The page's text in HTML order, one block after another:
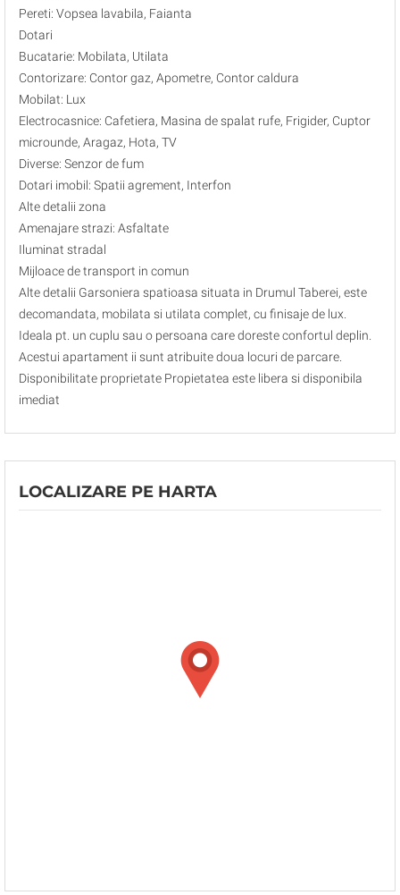
Pereti: Vopsea lavabila, Faianta
Dotari
Bucatarie: Mobilata, Utilata
Contorizare: Contor gaz, Apometre, Contor caldura
Mobilat: Lux
Electrocasnice: Cafetiera, Masina de spalat rufe, Frigider, Cuptor
microunde, Aragaz, Hota, TV
Diverse: Senzor de fum
Dotari imobil: Spatii agrement, Interfon
Alte detalii zona
Amenajare strazi: Asfaltate
Iluminat stradal
Mijloace de transport in comun
Alte detalii Garsoniera spatioasa situata in Drumul Taberei, este
decomandata, mobilata si utilata complet, cu finisaje de lux.
Ideala pt. un cuplu sau o persoana care doreste confortul deplin.
Acestui apartament ii sunt atribuite doua locuri de parcare.
Disponibilitate proprietate Propietatea este libera si disponibila
imediat
LOCALIZARE PE HARTA